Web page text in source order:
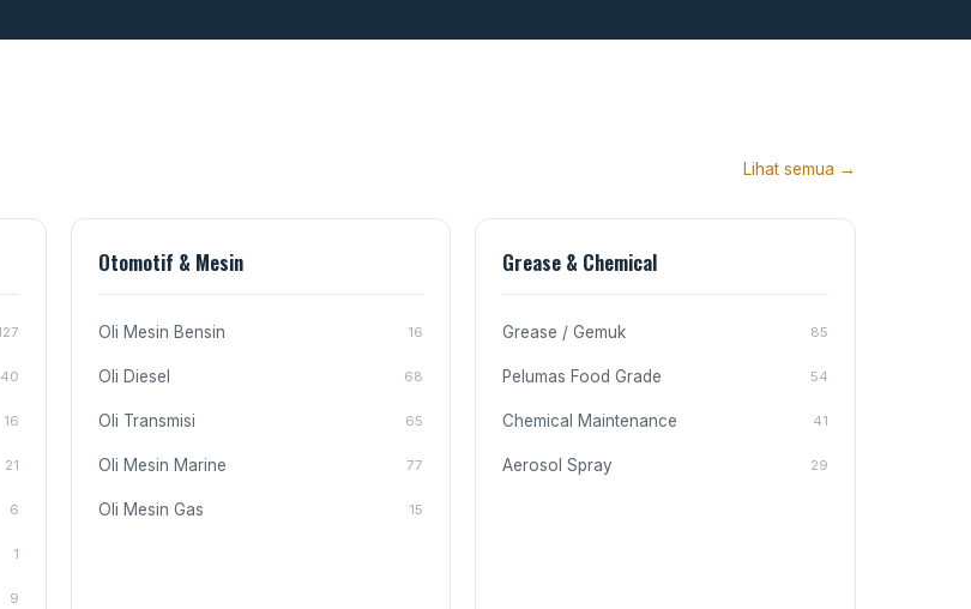
Lihat semua →
40
16
21
6
1
9
Otomotif & Mesin
Oli Mesin Bensin 16
Oli Diesel 68
Oli Transmisi 65
Oli Mesin Marine 77
Oli Mesin Gas 15
Grease & Chemical
Grease / Gemuk 85
Pelumas Food Grade 54
Chemical Maintenance 41
Aerosol Spray 29